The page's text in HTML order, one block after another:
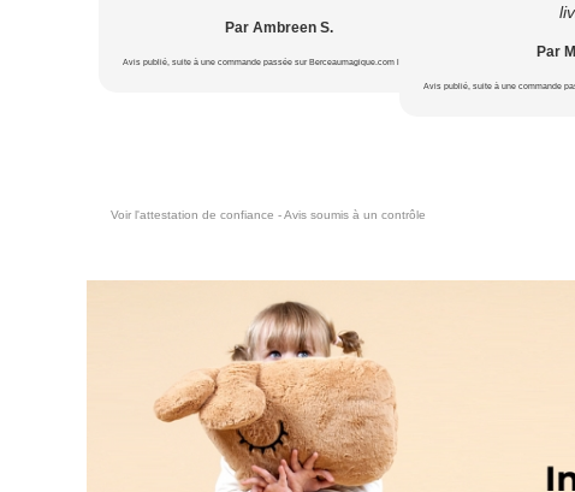
Par Ambreen S.
Avis publié, suite à une commande passée sur Berceaumagique.com le 18/07/2026
Par
Avis publié, suite à une commande
Voir l'attestation de confiance - Avis soumis à un contrôle